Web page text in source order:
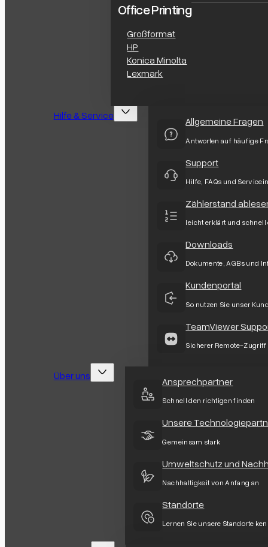
Office Printing
Großformat
HP
Konica Minolta
Lexmark
Hilfe & Service Allgemeine Fragen
Antworten auf häufige
Support
Hilfe, FAQs und
Zählerstand
leicht erklärt und schnell
Downloads
Dokumente, AGBs und
Kundenportal
So nutzen Sie unser
TeamViewer
Sicherer Remote-Zugriff
Über uns Ansprechpartner
Schnell den richtigen finden
Unsere
Gemeinsam stark
Umweltschutz und
Nachhaltigkeit von Anfang an
Standorte
Lernen Sie unsere Standorte